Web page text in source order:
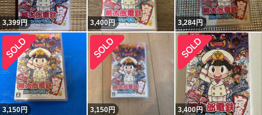
3,399円 3,400円 3,284円
3,150円 3,150円 3,400円